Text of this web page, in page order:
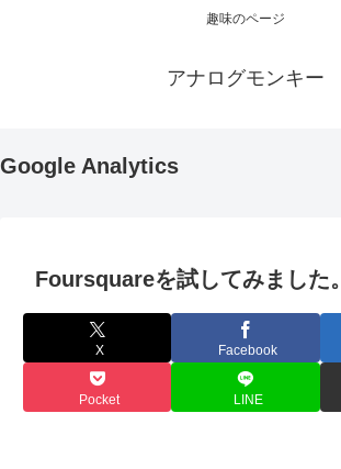
趣味のページ
アナログモンキー
Google Analytics
Foursquareを試してみました。
X Facebook
Pocket LINE